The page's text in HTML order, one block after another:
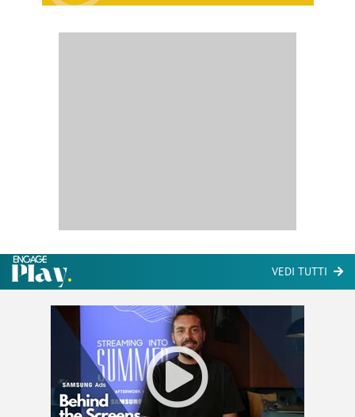
VEDI TUTTI